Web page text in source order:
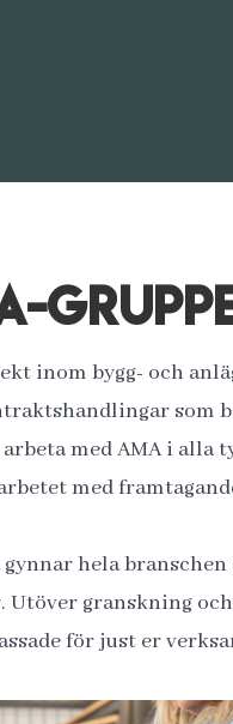
inom bygg- och
som
med AMA i alla
med
hela
granskning
för just er